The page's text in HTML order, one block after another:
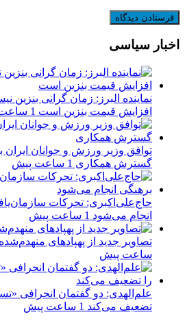
اخبار سیاسی
نماینده البرز: زمان گرانی
افزایش قیمت بنزین است 1 ساعت پیش
توافق وزیر ورزش و جوانان ایران
گسترش همکاری 1 ساعت پیش
حاج‌علی‌اکبری: تحرکات
انجام می‌شود 1 ساعت پیش
تصاویر جدید از پهپادهای
ساعت پیش
علم‌الهدی: دو گفتمان انحرافی
تضعیف می‌کند 1 ساعت پیش